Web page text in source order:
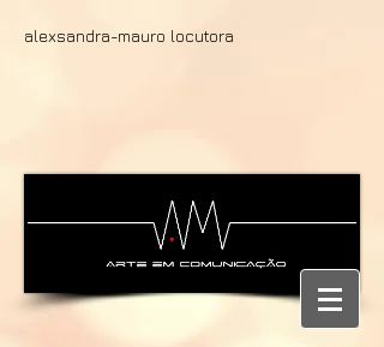
alexsandra-mauro locutora